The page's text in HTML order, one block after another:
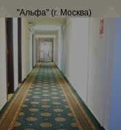
"Альфа" (г. Москва)